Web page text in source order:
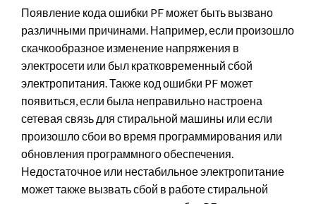
Появление кода ошибки PF может быть вызвано
различными причинами. Например, если произошло
скачкообразное изменение напряжения в
электросети или был кратковременный сбой
электропитания. Также код ошибки PF может
появиться, если была неправильно настроена
сетевая связь для стиральной машины или если
произошло сбои во время программирования или
обновления программного обеспечения.
Недостаточное или нестабильное электропитание
может также вызвать сбой в работе стиральной